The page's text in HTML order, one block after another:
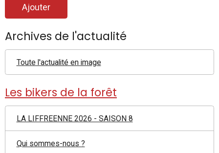
Ajouter
Archives de l'actualité
Toute l'actualité en image
Les bikers de la forêt
LA LIFFREENNE 2026 - SAISON 8
Qui sommes-nous ?